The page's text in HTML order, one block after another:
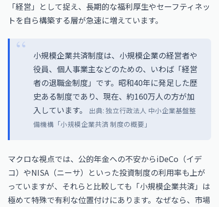
「経営」として捉え、長期的な福利厚生やセーフティネッ
トを自ら構築する層が急速に増えています。
小規模企業共済制度は、小規模企業の経営者や
役員、個人事業主などのための、いわば「経営
者の退職金制度」です。昭和40年に発足した歴
史ある制度であり、現在、約160万人の方が加
入しています。
出典: 独立行政法人 中小企業基盤整
備機構「小規模企業共済 制度の概要」
マクロな視点では、公的年金への不安からiDeCo（イデ
コ）やNISA（ニーサ）といった投資制度の利用率も上が
っていますが、それらと比較しても「小規模企業共済」は
極めて特殊で有利な位置付けにあります。なぜなら、市場